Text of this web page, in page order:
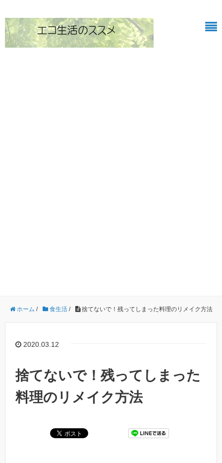
ホーム / 食生活 / 捨てないで！残ってしまった料理のリメイク方法
2020.03.12
捨てないで！残ってしまった
料理のリメイク方法